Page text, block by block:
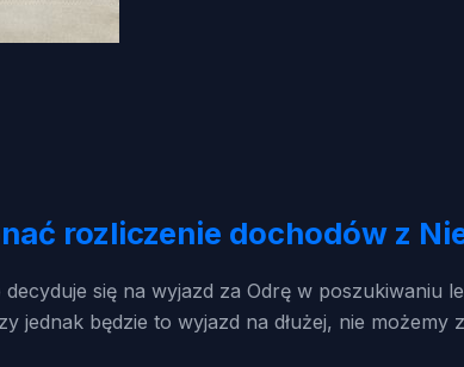
rozliczenie dochodów z
się na wyjazd za Odrę w poszukiwaniu
jednak będzie to wyjazd na dłużej, nie